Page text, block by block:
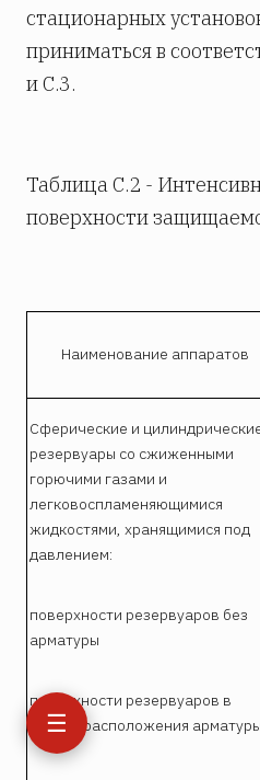
☰
стационарных
приниматься в
и С.3.
Таблица С.2 -
поверхности
Наименование аппаратов
Сферические и
резервуары со сжиженными
горючими газами и
легковоспламеняющимися
жидкостями, хранящимися под
давлением:
поверхности резервуаров без
арматуры
поверхности резервуаров в
местах расположения арматуры